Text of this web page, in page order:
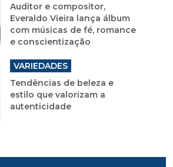
Auditor e compositor,
Everaldo Vieira lança álbum
com músicas de fé, romance
e conscientização
VARIEDADES
Tendências de beleza e
estilo que valorizam a
autenticidade